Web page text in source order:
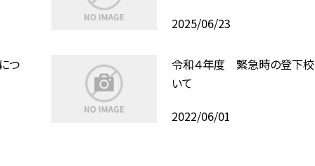
2025/06/23
つ
令和４年度 緊急時の登下
いて
2022/06/01